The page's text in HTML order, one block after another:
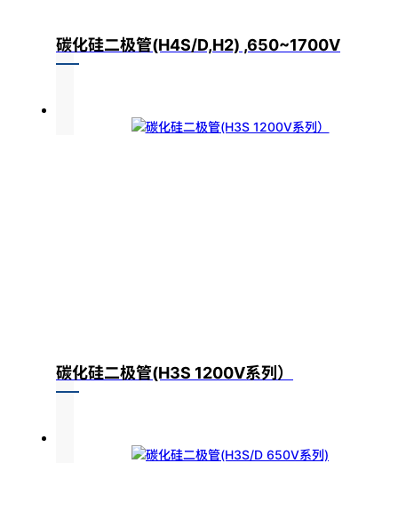
碳化硅二极管(H4S/D,H2) ,650~1700V
碳化硅二极管(H3S 1200V系列）